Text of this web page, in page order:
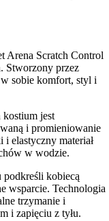
Arena Scratch Control
Stworzony przez
sobie komfort, styl i
kostium jest
i promieniowanie
elastyczny materiał
w wodzie.
kobiecą
wsparcie. Technologia
trzymanie i
i zapięciu z tyłu.